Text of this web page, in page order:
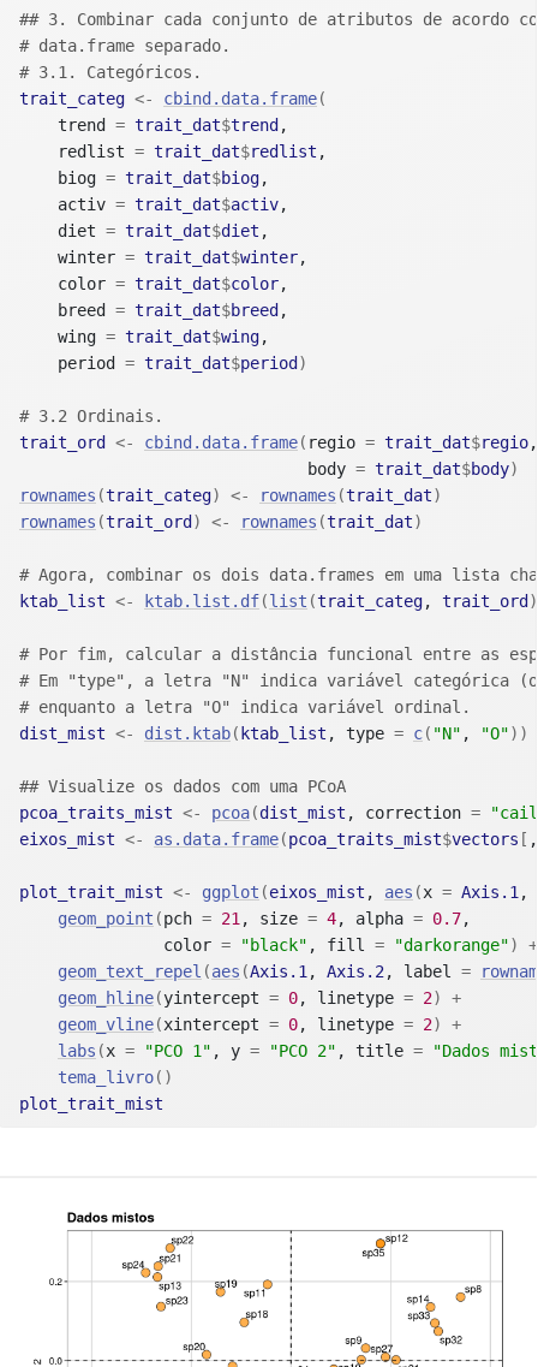
## 3. Combinar cada conjunto de atributos de acordo
# data.frame separado.
# 3.1. Categóricos.
trait_categ <- cbind.data.frame(
    trend
= trait_dat$trend ,
    redlist
= trait_dat$redlist ,
    biog
= trait_dat$biog,
    activ
= trait_dat$activ,
    diet
= trait_dat$diet ,
    winter
= trait_dat$winter,
    color
= trait_dat$color,
    breed
= trait_dat$breed ,
    wing
= trait_dat$wing,
    period
= trait_dat$period )
# 3.2 Ordinais.
trait_ord
<- cbind.data.frame( regio = trait_dat$regio
                              body
= trait_dat$body)
rownames (trait_categ) <- rownames (trait_dat)
rownames (trait_ord ) <- rownames (trait_dat)
# Agora, combinar os dois data.frames em uma lista
ktab_list <- ktab.list.df(list (trait_categ, trait_ord )
# Por fim, calcular a distância funcional entre as
# Em "type", a letra "N" indica variável categórica
# enquanto a letra "O" indica variável ordinal.
dist_mist <- dist.ktab( ktab_list , type = c( "N" , "O") )
## Visualize os dados com uma PCoA
pcoa_traits_mist <- pcoa(dist_mist , correction =
eixos_mist <- as.data.frame(pcoa_traits_mist$vectors [ ,
plot_trait_mist <- ggplot (eixos_mist , aes (x = Axis.1,
geom_point (pch = 21, size = 4, alpha = 0.7,
               color
= "black" , fill = "darkorange")
+
geom_text_repel (aes (Axis.1, Axis.2, label =
geom_hline(yintercept = 0, linetype = 2)
+
geom_vline(xintercept = 0, linetype = 2)
+
labs (x = "PCO 1" , y = "PCO 2" , title =
"Dados
tema_livro( )
plot_trait_mist